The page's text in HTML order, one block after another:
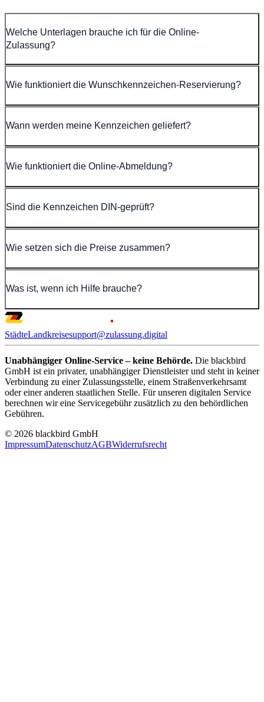
Welche Unterlagen brauche ich für die Online-
Zulassung?
Wie funktioniert die Wunschkennzeichen-Reservierung?
Wann werden meine Kennzeichen geliefert?
Wie funktioniert die Online-Abmeldung?
Sind die Kennzeichen DIN-geprüft?
Wie setzen sich die Preise zusammen?
Was ist, wenn ich Hilfe brauche?
StädteLandkreisesupport@zulassung.digital
Unabhängiger Online-Service – keine Behörde. Die blackbird
GmbH ist ein privater, unabhängiger Dienstleister und steht in keiner
Verbindung zu einer Zulassungsstelle, einem Straßenverkehrsamt
oder einer anderen staatlichen Stelle. Für unseren digitalen Service
berechnen wir eine Servicegebühr zusätzlich zu den behördlichen
Gebühren.
© 2026 blackbird GmbH
ImpressumDatenschutzAGBWiderrufsrecht